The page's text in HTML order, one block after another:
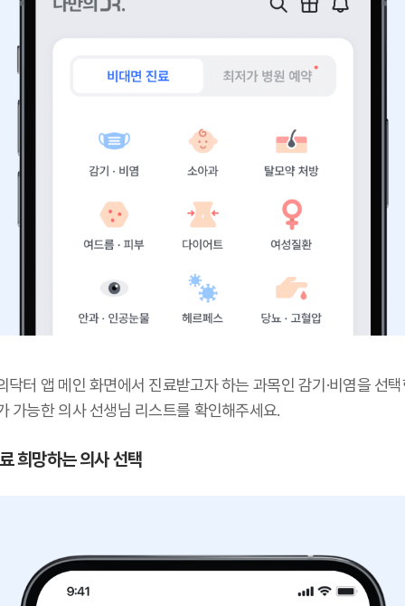
닥터 앱 메인 화면에서 진료받고자 하는 과목인 감기·비염을 선
가능한 의사 선생님 리스트를 확인해주세요.
희망하는 의사 선택